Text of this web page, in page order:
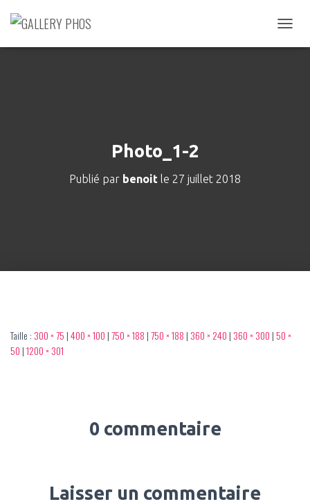
É
N
Photo_1-2
Publié par benoit le 27 juillet 2018
Taille : 300 × 75 |400 × 100 |750 × 188 |750 × 188 | 360 × 240 | 360 × 300 |50 ×
50 |1200 × 301
0 commentaire
Laisser un commentaire